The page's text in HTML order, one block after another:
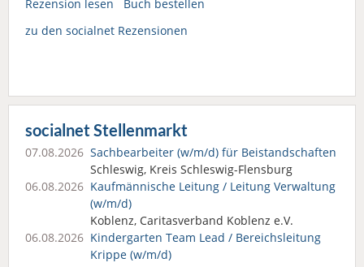
Rezension lesen
Buch bestellen
zu den socialnet Rezensionen
socialnet Stellenmarkt
07.08.2026 Sachbearbeiter (w/m/d) für Beistandschaften
Schleswig, Kreis Schleswig-Flensburg
06.08.2026 Kaufmännische Leitung / Leitung Verwaltung
(w/m/d)
Koblenz, Caritasverband Koblenz e.V.
06.08.2026 Kindergarten Team Lead / Bereichsleitung
Krippe (w/m/d)